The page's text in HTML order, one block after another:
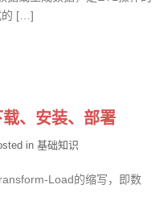
的 […]
、安装、部署
in 基础知识
Load的缩写，即数